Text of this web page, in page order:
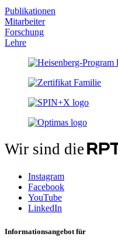
Publikationen
Mitarbeiter
Forschung
Lehre
Wir sind die
Instagram
Facebook
YouTube
LinkedIn
Informationsangebot für